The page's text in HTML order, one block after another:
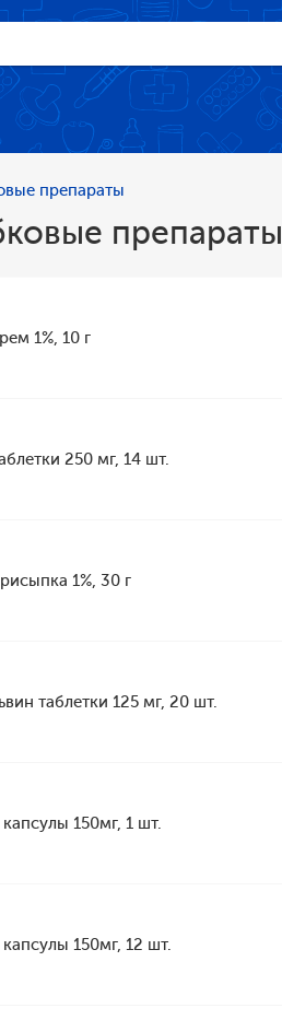
препараты
препараты
1%, 10 г
250 мг, 14 шт.
1%, 30 г
таблетки 125 мг, 20 шт.
150мг, 1 шт.
150мг, 12 шт.